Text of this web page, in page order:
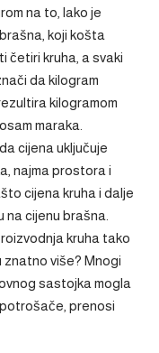
na to, lako je
koji košta
četiri kruha, a svaki
da kilogram
kilogramom
maraka.
cijena uključuje
najma prostora i
cijena kruha i dalje
cijenu brašna.
kruha tako
više? Mnogi
sastojka mogla
prenosi